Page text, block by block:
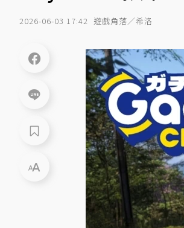
2026-06-03 17:42 遊戲角落／希洛